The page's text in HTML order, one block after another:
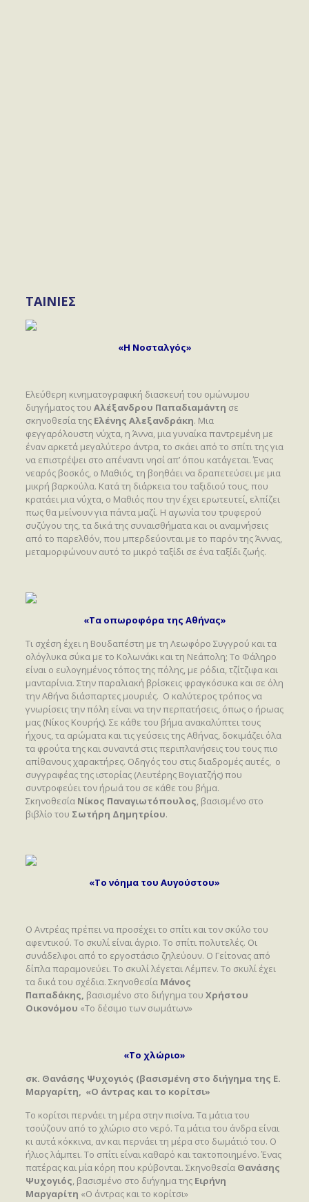
ΤΑΙΝΙΕΣ
«Η Νοσταλγός»
Ελεύθερη κινηματογραφική διασκευή του ομώνυμου
διηγήματος του Αλέξανδρου Παπαδιαμάντη σε
σκηνοθεσία της Ελένης Αλεξανδράκη. Μια
φεγγαρόλουστη νύχτα, η Άννα, μια γυναίκα παντρεμένη με
έναν αρκετά μεγαλύτερο άντρα, το σκάει από το σπίτι της για
να επιστρέψει στο απέναντι νησί απ’ όπου κατάγεται. Ένας
νεαρός βοσκός, ο Μαθιός, τη βοηθάει να δραπετεύσει με μια
μικρή βαρκούλα. Κατά τη διάρκεια του ταξιδιού τους, που
κρατάει μια νύχτα, ο Μαθιός που την έχει ερωτευτεί, ελπίζει
πως θα μείνουν για πάντα μαζί. Η αγωνία του τρυφερού
συζύγου της, τα δικά της συναισθήματα και οι αναμνήσεις
από το παρελθόν, που μπερδεύονται με το παρόν της Άννας,
μεταμορφώνουν αυτό το μικρό ταξίδι σε ένα ταξίδι ζωής.
«Τα οπωροφόρα της Αθήνας»
Τι σχέση έχει η Βουδαπέστη με τη Λεωφόρο Συγγρού και τα
ολόγλυκα σύκα με το Κολωνάκι και τη Νεάπολη; Το Φάληρο
είναι ο ευλογημένος τόπος της πόλης, με ρόδια, τζίτζιφα και
μανταρίνια. Στην παραλιακή βρίσκεις φραγκόσυκα και σε όλη
την Αθήνα διάσπαρτες μουριές. Ο καλύτερος τρόπος να
γνωρίσεις την πόλη είναι να την περπατήσεις, όπως ο ήρωας
μας (Νίκος Κουρής). Σε κάθε του βήμα ανακαλύπτει τους
ήχους, τα αρώματα και τις γεύσεις της Αθήνας, δοκιμάζει όλα
τα φρούτα της και συναντά στις περιπλανήσεις του τους πιο
απίθανους χαρακτήρες. Οδηγός του στις διαδρομές αυτές, ο
συγγραφέας της ιστορίας (Λευτέρης Βογιατζής) που
συντροφεύει τον ήρωά του σε κάθε του βήμα.
Σκηνοθεσία Νίκος Παναγιωτόπουλος, βασισμένο στο
βιβλίο του Σωτήρη Δημητρίου.
«Το νόημα του Αυγούστου»
Ο Αντρέας πρέπει να προσέχει το σπίτι και τον σκύλο του
αφεντικού. Το σκυλί είναι άγριο. Το σπίτι πολυτελές. Οι
συνάδελφοι από το εργοστάσιο ζηλεύουν. Ο Γείτονας από
δίπλα παραμονεύει. Το σκυλί λέγεται Λέμπεν. Το σκυλί έχει
τα δικά του σχέδια. Σκηνοθεσία Μάνος
Παπαδάκης, βασισμένο στο διήγημα του Χρήστου
Οικονόμου «Το δέσιμο των σωμάτων»
«Το χλώριο»
σκ. Θανάσης Ψυχογιός (βασισμένη στο διήγημα της Ε.
Μαργαρίτη, «Ο άντρας και το κορίτσι»
Το κορίτσι περνάει τη μέρα στην πισίνα. Τα μάτια του
τσούζουν από το χλώριο στο νερό. Τα μάτια του άνδρα είναι
κι αυτά κόκκινα, αν και περνάει τη μέρα στο δωμάτιό του. Ο
ήλιος λάμπει. Το σπίτι είναι καθαρό και τακτοποιημένο. Ένας
πατέρας και μία κόρη που κρύβονται. Σκηνοθεσία Θανάσης
Ψυχογιός, βασισμένο στο διήγημα της Ειρήνη
Μαργαρίτη «Ο άντρας και το κορίτσι»